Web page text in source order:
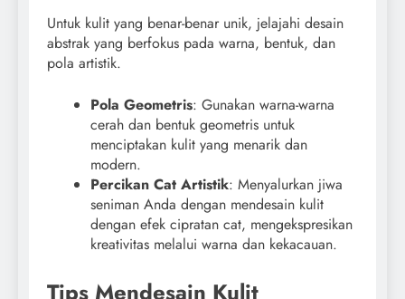
Untuk kulit yang benar-benar unik, jelajahi desain
abstrak yang berfokus pada warna, bentuk, dan
pola artistik.
Pola Geometris: Gunakan warna-warna
cerah dan bentuk geometris untuk
menciptakan kulit yang menarik dan
modern.
Percikan Cat Artistik: Menyalurkan jiwa
seniman Anda dengan mendesain kulit
dengan efek cipratan cat, mengekspresikan
kreativitas melalui warna dan kekacauan.
Tips Mendesain Kulit